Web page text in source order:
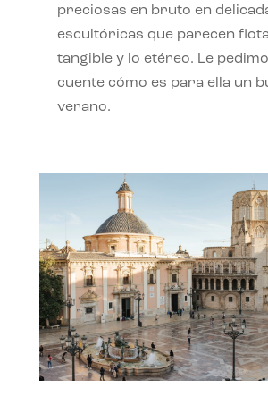
preciosas en bruto en
escultóricas que parecen
tangible y lo etéreo. Le
cuente cómo es para ella un
verano.